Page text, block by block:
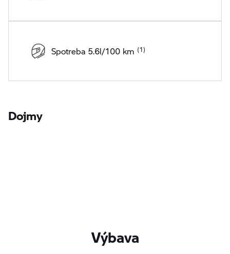
Spotreba 5.6l/100 km
Dojmy
Výbava